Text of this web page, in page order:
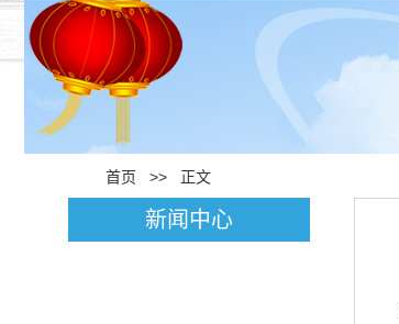
首页 >> 正文
新闻中心